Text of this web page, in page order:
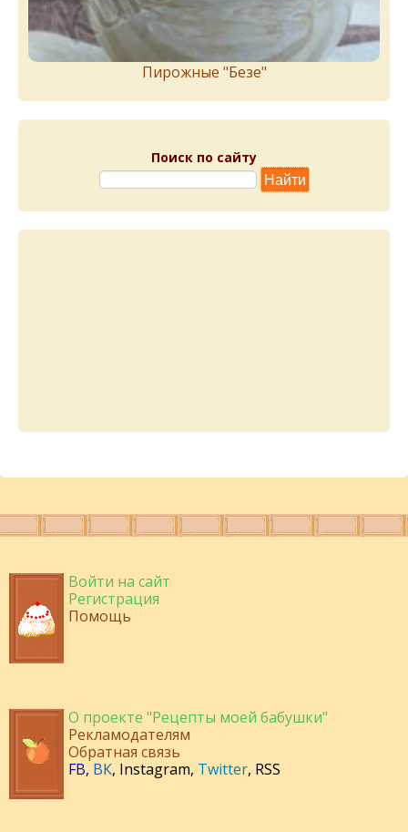
Пирожныe "Бeзe"
Поиск по сайту
Войти на сайт
Регистрация
Помощь
О проекте "Рецепты моей бабушки"
Рекламодателям
Обратная связь
FB, ВК, Instagram, Twitter, RSS